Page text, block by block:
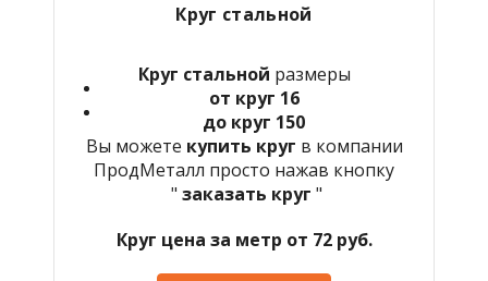
Круг стальной
Круг стальной размеры
от круг 16
до круг 150
Вы можете купить круг в компании
ПродМеталл просто нажав кнопку
" заказать круг "
Круг цена за метр от 72 руб.